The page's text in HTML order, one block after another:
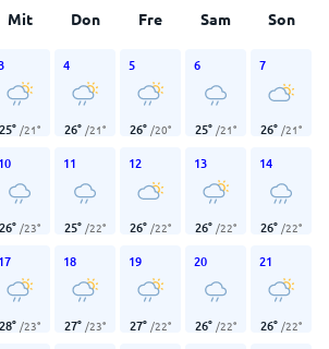
Mit Don Fre Sam Son
25° /21°
4
26° /21°
5
26° /20°
6
25° /21°
7
26° /21°
10
26° /23°
11
25° /22°
12
26° /22°
13
26° /22°
14
26° /22°
17
28° /23°
18
27° /23°
19
27° /22°
20
26° /22°
21
26° /22°